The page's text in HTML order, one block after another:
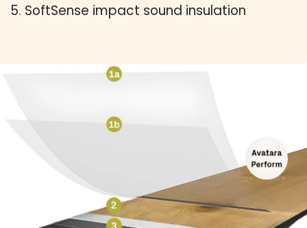
5. SoftSense impact sound insulation